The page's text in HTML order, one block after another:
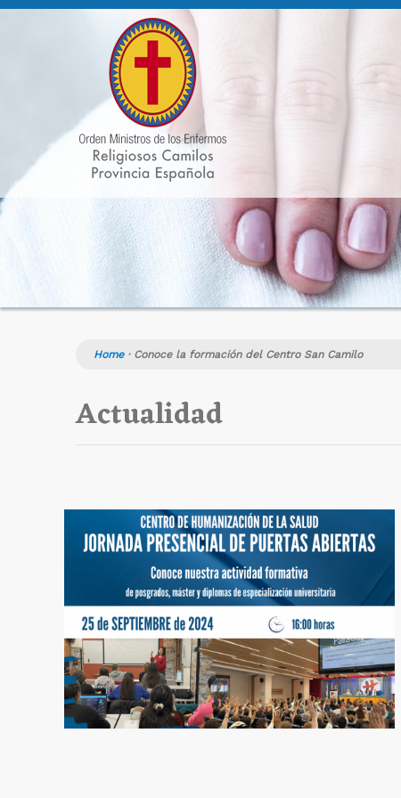
Home· Conoce la formación del Centro San Camilo
Actualidad